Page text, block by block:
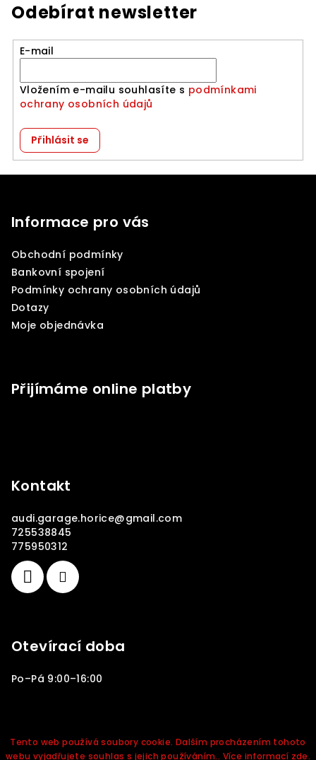
Tento web používá soubory cookie. Dalším procházením tohoto
webu vyjadřujete souhlas s jejich používáním.. Více informací zde.
Odebírat newsletter
E-mail
Vložením e-mailu souhlasíte s podmínkami
ochrany osobních údajů
Přihlásit se
Informace pro vás
Obchodní podmínky
Bankovní spojení
Podmínky ochrany osobních údajů
Dotazy
Moje objednávka
Přijímáme online platby
Kontakt
audi.garage.horice@gmail.com
725538845
775950312
Otevírací doba
Po–Pá 9:00–16:00
vyhrazena.